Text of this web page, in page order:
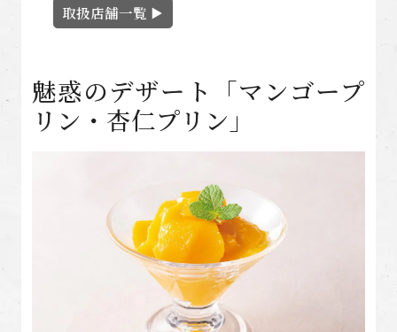
取扱店舗一覧
魅惑のデザート「マンゴープ
リン・杏仁プリン」